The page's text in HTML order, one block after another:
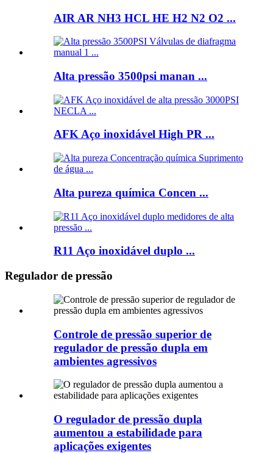
AIR AR NH3 HCL HE H2 N2 O2 ...
Alta pressão 3500psi manan ...
AFK Aço inoxidável High PR ...
Alta pureza química Concen ...
R11 Aço inoxidável duplo ...
Regulador de pressão
Controle de pressão superior de
regulador de pressão dupla em
ambientes agressivos
O regulador de pressão dupla
aumentou a estabilidade para
aplicações exigentes